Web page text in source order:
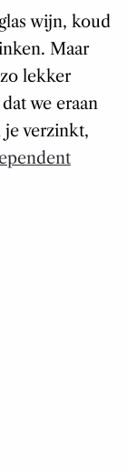
wijn, koud
Maar
lekker
we eraan
je verzinkt,